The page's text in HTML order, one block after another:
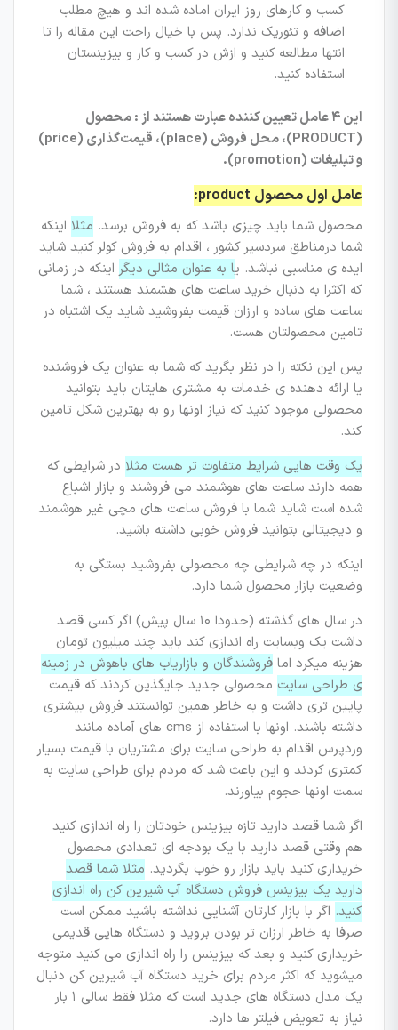
کسب و کارهای روز ایران اماده شده اند و هیچ مطلب
اضافه و تئوریک ندارد. پس با خیال راحت این مقاله را تا
انتها مطالعه کنید و ازش در کسب و کار و بیزینستان
استفاده کنید.
این ۴ عامل تعیین کننده عبارت هستند از : محصول
(PRODUCT)، محل فروش (place)، قیمت‌گذاری (price)
و تبلیغات (promotion).
عامل اول محصول product:
محصول شما باید چیزی باشد که به فروش برسد. مثلا اینکه
شما درمناطق سردسیر کشور ، اقدام به فروش کولر کنید شاید
ایده ی مناسبی نباشد. یا به عنوان مثالی دیگر اینکه در زمانی
که اکثرا به دنبال خرید ساعت های هشمند هستند ، شما
ساعت های ساده و ارزان قیمت بفروشید شاید یک اشتباه در
تامین محصولتان هست.
پس این نکته را در نظر بگرید که شما به عنوان یک فروشنده
یا ارائه دهنده ی خدمات به مشتری هایتان باید بتوانید
محصولی موجود کنید که نیاز اونها رو به بهترین شکل تامین
کند.
یک وقت هایی شرایط متفاوت تر هست مثلا در شرایطی که
همه دارند ساعت های هوشمند می فروشند و بازار اشباع
شده است شاید شما با فروش ساعت های مچی غیر هوشمند
و دیجیتالی بتوانید فروش خوبی داشته باشید.
اینکه در چه شرایطی چه محصولی بفروشید بستگی به
وضعیت بازار محصول شما دارد.
در سال های گذشته (حدودا ۱۰ سال پیش) اگر کسی قصد
داشت یک وبسایت راه اندازی کند باید چند میلیون تومان
هزینه میکرد اما فروشندگان و بازاریاب های باهوش در زمینه
ی طراحی سایت محصولی جدید جایگذین کردند که قیمت
پایین تری داشت و به خاطر همین توانستند فروش بیشتری
داشته باشند. اونها با استفاده از cms های آماده مانند
وردپرس اقدام به طراحی سایت برای مشتریان با قیمت بسیار
کمتری کردند و این باعث شد که مردم برای طراحی سایت به
سمت اونها حجوم بیاورند.
اگر شما قصد دارید تازه بیزینس خودتان را راه اندازی کنید
هم وقتی قصد دارید با یک بودجه ای تعدادی محصول
خریداری کنید باید بازار رو خوب بگردید. مثلا شما قصد
دارید یک بیزینس فروش دستگاه آب شیرین کن راه اندازی
کنید. اگر با بازار کارتان آشنایی نداشته باشید ممکن است
صرفا به خاطر ارزان تر بودن بروید و دستگاه هایی قدیمی
خریداری کنید و بعد که بیزینس را راه اندازی می کنید متوجه
میشوید که اکثر مردم برای خرید دستگاه آب شیرین کن دنبال
یک مدل دستگاه های جدید است که مثلا فقط سالی ۱ بار
نیاز به تعویض فیلتر ها دارد.